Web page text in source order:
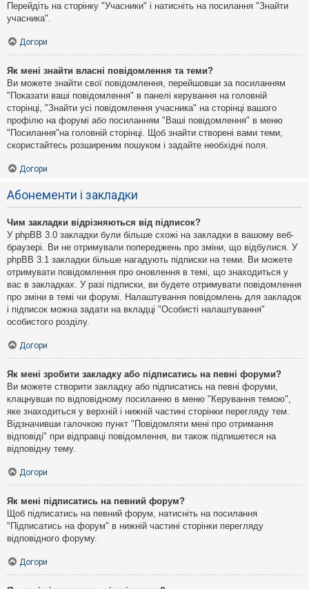
Перейдіть на сторінку "Учасники" і натисніть на посилання "Знайти
учасника".
Догори
Як мені знайти власні повідомлення та теми?
Ви можете знайти свої повідомлення, перейшовши за посиланням
"Показати ваші повідомлення" в панелі керування на головній
сторінці, "Знайти усі повідомлення учасника" на сторінці вашого
профілю на форумі або посиланням "Ваші повідомлення" в меню
"Посилання"на головній сторінці. Щоб знайти створені вами теми,
скористайтесь розширеним пошуком і задайте необхідні поля.
Догори
Абонементи і закладки
Чим закладки відрізняються від підписок?
У phpBB 3.0 закладки були більше схожі на закладки в вашому веб-
браузері. Ви не отримували попереджень про зміни, що відбулися. У
phpBB 3.1 закладки більше нагадують підписки на теми. Ви можете
отримувати повідомлення про оновлення в темі, що знаходиться у
вас в закладках. У разі підписки, ви будете отримувати повідомлення
про зміни в темі чи форумі. Налаштування повідомлень для закладок
і підписок можна задати на вкладці "Особисті налаштування"
особистого розділу.
Догори
Як мені зробити закладку або підписатись на певні форуми?
Ви можете створити закладку або підписатись на певні форуми,
клацнувши по відповідному посиланню в меню "Керування темою",
яке знаходиться у верхній і нижній частині сторінки перегляду тем.
Відзначивши галочкою пункт "Повідомляти мені про отримання
відповіді" при відправці повідомлення, ви також підпишетеся на
відповідну тему.
Догори
Як мені підписатись на певний форум?
Щоб підписатись на певний форум, натисніть на посилання
"Підписатись на форум" в нижній частині сторінки перегляду
відповідного форуму.
Догори